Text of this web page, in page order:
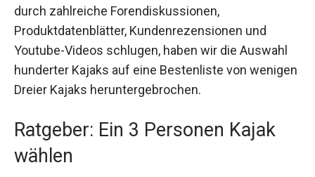
durch zahlreiche Forendiskussionen,
Produktdatenblätter, Kundenrezensionen und
Youtube-Videos schlugen, haben wir die Auswahl
hunderter Kajaks auf eine Bestenliste von wenigen
Dreier Kajaks heruntergebrochen.
Ratgeber: Ein 3 Personen Kajak
wählen